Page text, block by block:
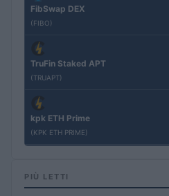
FibSwap DEX
(FIBO)
TruFin Staked APT
(TRUAPT)
kpk ETH Prime
(KPK ETH PRIME)
PIÙ LETTI